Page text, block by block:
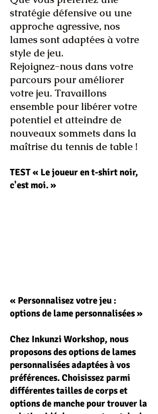
stratégie défensive ou une
approche agressive, nos
lames sont adaptées à votre
style de jeu.
Rejoignez-nous dans votre
parcours pour améliorer
votre jeu. Travaillons
ensemble pour libérer votre
potentiel et atteindre de
nouveaux sommets dans la
maîtrise du tennis de table !
TEST « Le joueur en t-shirt noir,
c'est moi. »
« Personnalisez votre jeu :
options de lame personnalisées »
Chez Inkunzi Workshop, nous
proposons des options de lames
personnalisées adaptées à vos
préférences. Choisissez parmi
différentes tailles de corps et
options de manche pour trouver la